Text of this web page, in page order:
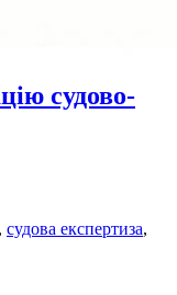
судово-
судова експертиза,